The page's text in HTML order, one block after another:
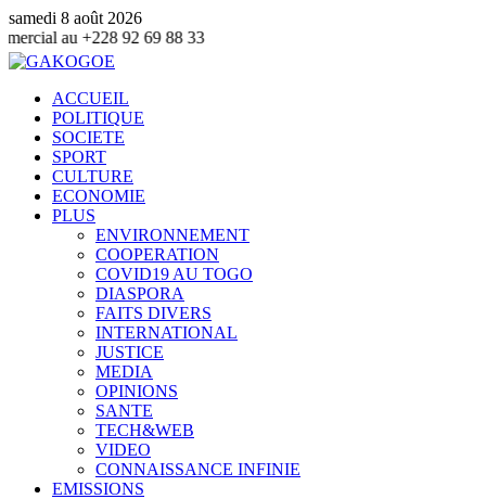
samedi 8 août 2026
69 88 33
ACCUEIL
POLITIQUE
SOCIETE
SPORT
CULTURE
ECONOMIE
PLUS
ENVIRONNEMENT
COOPERATION
COVID19 AU TOGO
DIASPORA
FAITS DIVERS
INTERNATIONAL
JUSTICE
MEDIA
OPINIONS
SANTE
TECH&WEB
VIDEO
CONNAISSANCE INFINIE
EMISSIONS